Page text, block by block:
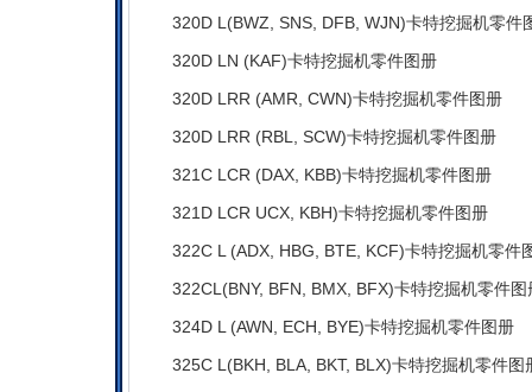
320D L(BWZ, SNS, DFB, WJN)卡特挖掘机零件
320D LN (KAF)卡特挖掘机零件图册
320D LRR (AMR, CWN)卡特挖掘机零件图册
320D LRR (RBL, SCW)卡特挖掘机零件图册
321C LCR (DAX, KBB)卡特挖掘机零件图册
321D LCR UCX, KBH)卡特挖掘机零件图册
322C L (ADX, HBG, BTE, KCF)卡特挖掘机零件
322CL(BNY, BFN, BMX, BFX)卡特挖掘机零件图
324D L (AWN, ECH, BYE)卡特挖掘机零件图册
325C L(BKH, BLA, BKT, BLX)卡特挖掘机零件图